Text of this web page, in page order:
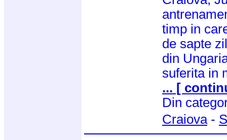
timp in
de sapte
din
suferita in
... [
Din
Craiova-